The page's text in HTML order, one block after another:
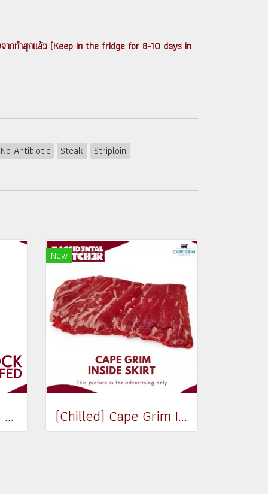
ากทำสุกแล้ว (Keep in the fridge for 8-10 days in
No Antibiotic Steak Striploin
(Chilled) Pasturized Beef Stock (300ml) (Jar)
New
(Chilled) Cape Grim Inside Skirt Steak (เนื้อพื้นท้องด้านใน) (300-350g)